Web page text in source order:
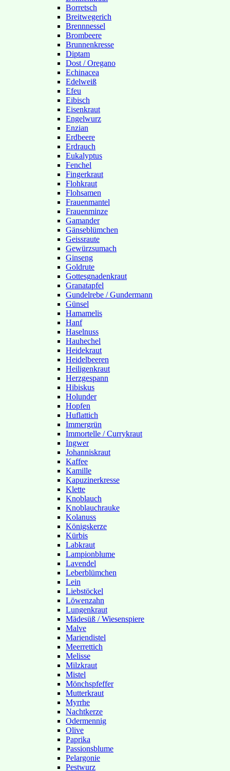
Borretsch
Breitwegerich
Brennnessel
Brombeere
Brunnenkresse
Diptam
Dost / Oregano
Echinacea
Edelweiß
Efeu
Eibisch
Eisenkraut
Engelwurz
Enzian
Erdbeere
Erdrauch
Eukalyptus
Fenchel
Fingerkraut
Flohkraut
Flohsamen
Frauenmantel
Frauenminze
Gamander
Gänseblümchen
Geissraute
Gewürzsumach
Ginseng
Goldrute
Gottesgnadenkraut
Granatapfel
Gundelrebe / Gundermann
Günsel
Hamamelis
Hanf
Haselnuss
Hauhechel
Heidekraut
Heidelbeeren
Heiligenkraut
Herzgespann
Hibiskus
Holunder
Hopfen
Huflattich
Immergrün
Immortelle / Currykraut
Ingwer
Johanniskraut
Kaffee
Kamille
Kapuzinerkresse
Klette
Knoblauch
Knoblauchrauke
Kolanuss
Königskerze
Kürbis
Labkraut
Lampionblume
Lavendel
Leberblümchen
Lein
Liebstöckel
Löwenzahn
Lungenkraut
Mädesüß / Wiesenspiere
Malve
Mariendistel
Meerrettich
Melisse
Milzkraut
Mistel
Mönchspfeffer
Mutterkraut
Myrrhe
Nachtkerze
Odermennig
Olive
Paprika
Passionsblume
Pelargonie
Pestwurz